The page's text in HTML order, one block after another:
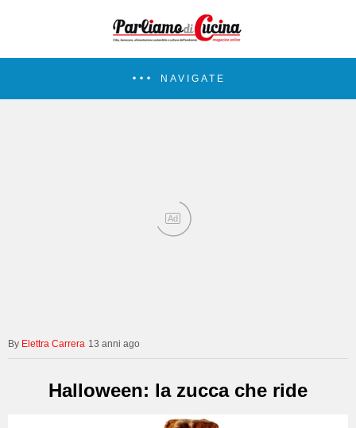
NAVIGATE
Ad
Elettra Carrera 13 anni ago
Halloween: la zucca che ride